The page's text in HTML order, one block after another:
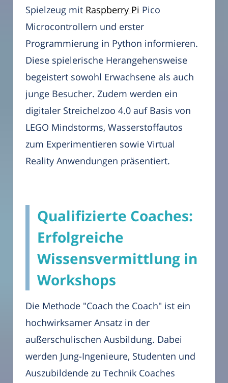
Spielzeug mit Raspberry Pi Pico
Microcontrollern und erster
Programmierung in Python informieren.
Diese spielerische Herangehensweise
begeistert sowohl Erwachsene als auch
junge Besucher. Zudem werden ein
digitaler Streichelzoo 4.0 auf Basis von
LEGO Mindstorms, Wasserstoffautos
zum Experimentieren sowie Virtual
Reality Anwendungen präsentiert.
Qualifizierte Coaches:
Erfolgreiche
Wissensvermittlung in
Workshops
Die Methode "Coach the Coach" ist ein
hochwirksamer Ansatz in der
außerschulischen Ausbildung. Dabei
werden Jung-Ingenieure, Studenten und
Auszubildende zu Technik Coaches